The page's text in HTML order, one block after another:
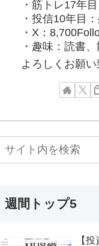
・筋トレ17年
・投信10年目
・X：
・趣味：読書
よろしくお願い
週間トップ5
【